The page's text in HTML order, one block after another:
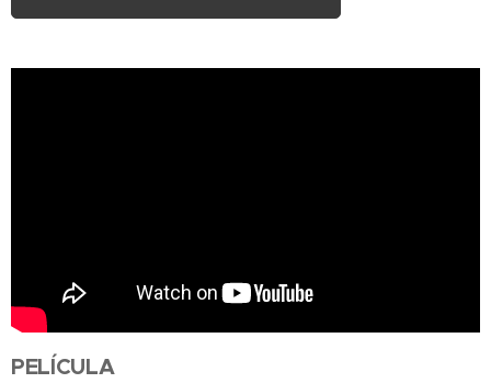
PELÍCULA